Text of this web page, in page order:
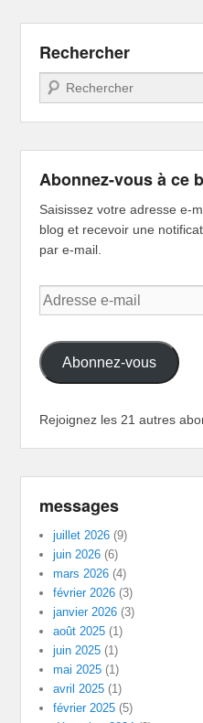
Rechercher
Recherche
Abonnez-vous à ce
Saisissez votre adresse e-
blog et recevoir une
par e-mail.
Adresse
e-
Abonnez-vous
Rejoignez les 21 autres
messages
juillet 2026 (9)
juin 2026 (6)
mars 2026 (4)
février 2026 (3)
janvier 2026 (3)
août 2025 (1)
juin 2025 (1)
mai 2025 (1)
avril 2025 (1)
février 2025 (5)